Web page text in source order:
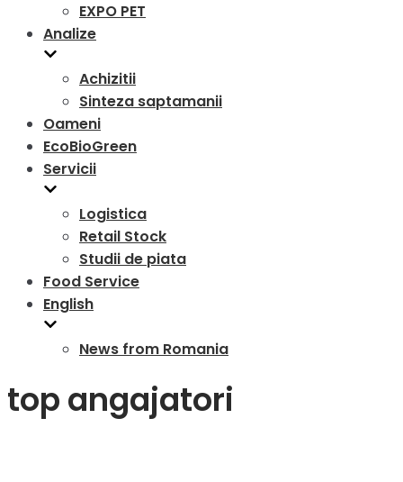
EXPO PET
Analize
Achizitii
Sinteza saptamanii
Oameni
EcoBioGreen
Servicii
Logistica
Retail Stock
Studii de piata
Food Service
English
News from Romania
top angajatori